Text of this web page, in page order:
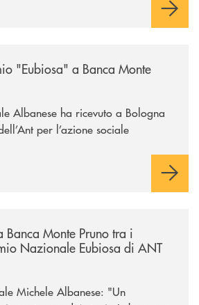
"Eubiosa" a Banca Monte
Albanese ha ricevuto a Bologna
per l’azione sociale
Banca Monte Pruno tra i
Nazionale Eubiosa di ANT
Michele Albanese: "Un